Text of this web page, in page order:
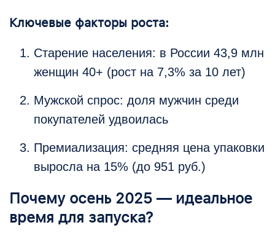
Ключевые факторы роста:
Старение населения: в России 43,9 млн
женщин 40+ (рост на 7,3% за 10 лет)
Мужской спрос: доля мужчин среди
покупателей удвоилась
Премиализация: средняя цена упаковки
выросла на 15% (до 951 руб.)
Почему осень 2025 — идеальное
время для запуска?